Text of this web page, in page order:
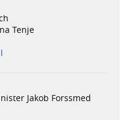
Tenje
Jakob Forssmed